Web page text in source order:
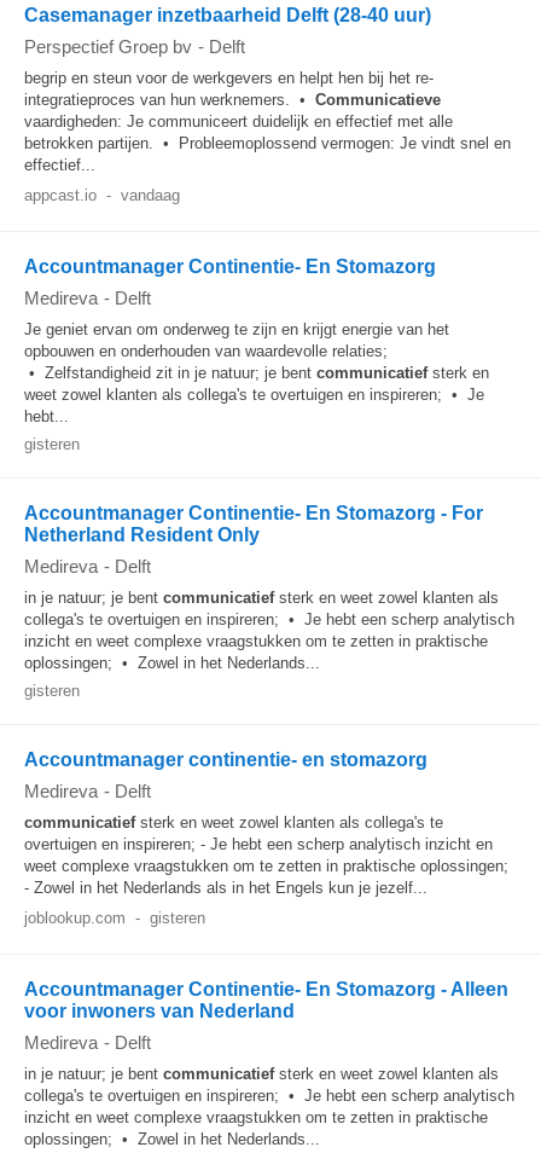
Casemanager inzetbaarheid Delft (28-40 uur)
Perspectief Groep bv - Delft
begrip en steun voor de werkgevers en helpt hen bij het re-
integratieproces van hun werknemers. • Communicatieve
vaardigheden: Je communiceert duidelijk en effectief met alle
betrokken partijen. • Probleemoplossend vermogen: Je vindt snel en
effectief...
appcast.io - vandaag
Accountmanager Continentie- En Stomazorg
Medireva - Delft
Je geniet ervan om onderweg te zijn en krijgt energie van het
opbouwen en onderhouden van waardevolle relaties;
• Zelfstandigheid zit in je natuur; je bent communicatiefsterk en
weet zowel klanten als collega's te overtuigen en inspireren; • Je
hebt...
gisteren
Accountmanager Continentie- En Stomazorg - For
Netherland Resident Only
Medireva - Delft
in je natuur; je bent communicatiefsterk en weet zowel klanten als
collega's te overtuigen en inspireren; • Je hebt een scherp analytisch
inzicht en weet complexe vraagstukken om te zetten in praktische
oplossingen; • Zowel in het Nederlands...
gisteren
Accountmanager continentie- en stomazorg
Medireva - Delft
communicatiefsterk en weet zowel klanten als collega's te
overtuigen en inspireren; - Je hebt een scherp analytisch inzicht en
weet complexe vraagstukken om te zetten in praktische oplossingen;
- Zowel in het Nederlands als in het Engels kun je jezelf...
joblookup.com - gisteren
Accountmanager Continentie- En Stomazorg - Alleen
voor inwoners van Nederland
Medireva - Delft
in je natuur; je bent communicatiefsterk en weet zowel klanten als
collega's te overtuigen en inspireren; • Je hebt een scherp analytisch
inzicht en weet complexe vraagstukken om te zetten in praktische
oplossingen; • Zowel in het Nederlands...